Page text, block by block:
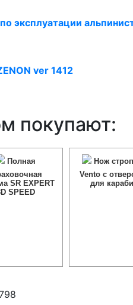
эксплуатации
ver 1412
покупают:
Полная
SR EXPERT
SPEED
Нож
Vento с
для